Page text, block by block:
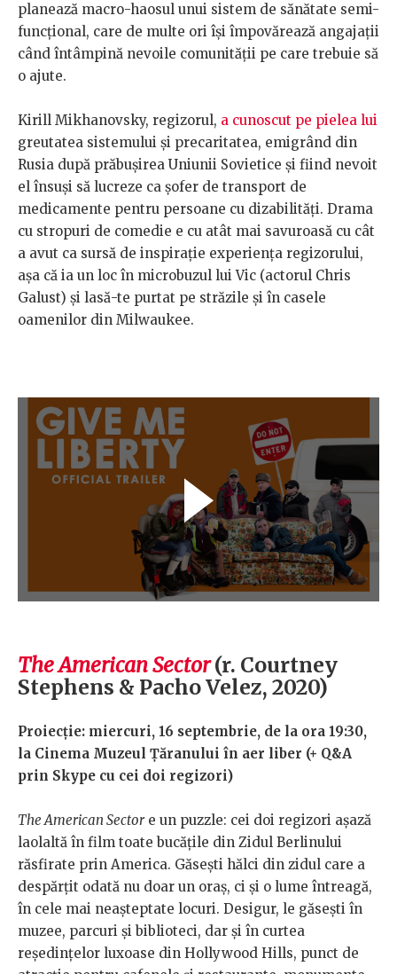
planează macro-haosul unui sistem de sănătate semi-
funcțional, care de multe ori își împovărează angajații
când întâmpină nevoile comunității pe care trebuie să
o ajute.
Kirill Mikhanovsky, regizorul, a cunoscut pe pielea lui
greutatea sistemului și precaritatea, emigrând din
Rusia după prăbușirea Uniunii Sovietice și fiind nevoit
el însuși să lucreze ca șofer de transport de
medicamente pentru persoane cu dizabilități. Drama
cu stropuri de comedie e cu atât mai savuroasă cu cât
a avut ca sursă de inspirație experiența regizorului,
așa că ia un loc în microbuzul lui Vic (actorul Chris
Galust) și lasă-te purtat pe străzile și în casele
oamenilor din Milwaukee.
The American Sector(r. Courtney
Stephens & Pacho Velez, 2020)
Proiecție: miercuri, 16 septembrie, de la ora 19:30,
la Cinema Muzeul Țăranului în aer liber (+ Q&A
prin Skype cu cei doi regizori)
The American Sectore un puzzle: cei doi regizori așază
laolaltă în film toate bucățile din Zidul Berlinului
răsfirate prin America. Găsești hălci din zidul care a
despărțit odată nu doar un oraș, ci și o lume întreagă,
în cele mai neașteptate locuri. Desigur, le găsești în
muzee, parcuri și biblioteci, dar și în curtea
reședințelor luxoase din Hollywood Hills, punct de